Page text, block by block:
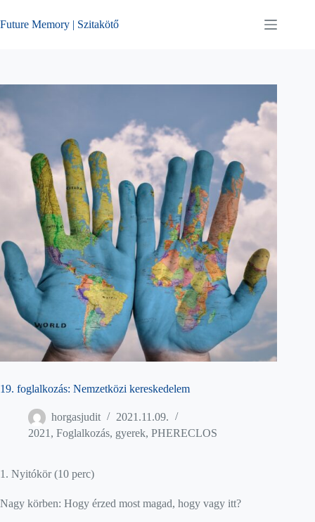
to
content
Future Memory | Szitakötő
19. foglalkozás: Nemzetközi kereskedelem
horgasjudit
2021.11.09.
2021 , Foglalkozás, gyerek, PHERECLOS
1. Nyitókör (10 perc)
Nagy körben: Hogy érzed most magad, hogy vagy itt?